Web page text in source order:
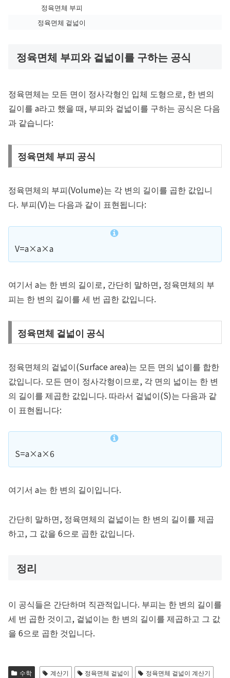
정육면체 부피
정육면체 겉넓이
정육면체 부피와 겉넓이를 구하는 공식
정육면체는 모든 면이 정사각형인 입체 도형으로, 한 변의
길이를 a라고 했을 때, 부피와 겉넓이를 구하는 공식은 다음
과 같습니다:
정육면체 부피 공식
정육면체의 부피(Volume)는 각 변의 길이를 곱한 값입니
다. 부피(V)는 다음과 같이 표현됩니다:
V=a×a×a
여기서 a는 한 변의 길이로, 간단히 말하면, 정육면체의 부
피는 한 변의 길이를 세 번 곱한 값입니다.
정육면체 겉넓이 공식
정육면체의 겉넓이(Surface area)는 모든 면의 넓이를 합한
값입니다. 모든 면이 정사각형이므로, 각 면의 넓이는 한 변
의 길이를 제곱한 값입니다. 따라서 겉넓이(S)는 다음과 같
이 표현됩니다:
S=a×a×6
여기서 a는 한 변의 길이입니다.
간단히 말하면, 정육면체의 겉넓이는 한 변의 길이를 제곱
하고, 그 값을 6으로 곱한 값입니다.
정리
이 공식들은 간단하며 직관적입니다. 부피는 한 변의 길이를
세 번 곱한 것이고, 겉넓이는 한 변의 길이를 제곱하고 그 값
을 6으로 곱한 것입니다.
수학 계산기 정육면체 겉넓이
정육면체 겉넓이 계산기